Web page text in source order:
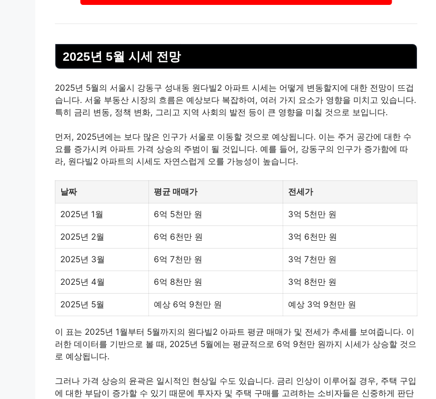
2025년 5월 시세 전망
2025년 5월의 서울시 강동구 성내동 원다빌2 아파트 시세는 어떻게 변동할지에 대한 전망이 뜨겁
습니다. 서울 부동산 시장의 흐름은 예상보다 복잡하여, 여러 가지 요소가 영향을 미치고 있습니다.
특히 금리 변동, 정책 변화, 그리고 지역 사회의 발전 등이 큰 영향을 미칠 것으로 보입니다.
먼저, 2025년에는 보다 많은 인구가 서울로 이동할 것으로 예상됩니다. 이는 주거 공간에 대한 수
요를 증가시켜 아파트 가격 상승의 주범이 될 것입니다. 예를 들어, 강동구의 인구가 증가함에 따
라, 원다빌2 아파트의 시세도 자연스럽게 오를 가능성이 높습니다.
날짜 평균 매매가 전세가
2025년 1월 6억 5천만 원 3억 5천만 원
2025년 2월 6억 6천만 원 3억 6천만 원
2025년 3월 6억 7천만 원 3억 7천만 원
2025년 4월 6억 8천만 원 3억 8천만 원
2025년 5월 예상 6억 9천만 원 예상 3억 9천만 원
이 표는 2025년 1월부터 5월까지의 원다빌2 아파트 평균 매매가 및 전세가 추세를 보여줍니다. 이
러한 데이터를 기반으로 볼 때, 2025년 5월에는 평균적으로 6억 9천만 원까지 시세가 상승할 것으
로 예상됩니다.
그러나 가격 상승의 윤곽은 일시적인 현상일 수도 있습니다. 금리 인상이 이루어질 경우, 주택 구입
에 대한 부담이 증가할 수 있기 때문에 투자자 및 주택 구매를 고려하는 소비자들은 신중하게 판단